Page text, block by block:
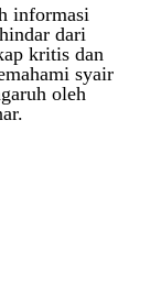
informasi
dari
kritis dan
syair
oleh